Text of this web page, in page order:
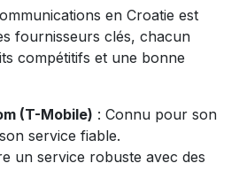
en Croatie est
fournisseurs clés, chacun
compétitifs et une bonne
(T-Mobile) : Connu pour son
service fiable.
un service robuste avec des